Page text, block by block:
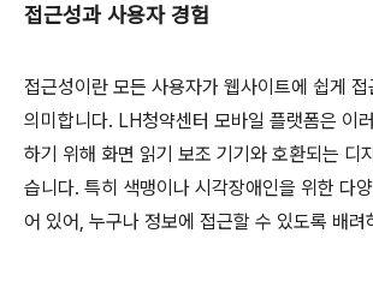
접근성과 사용자 경험
접근성이란 모든 사용자가 웹사이트에 쉽게
의미합니다. LH청약센터 모바일 플랫폼은 이
하기 위해 화면 읽기 보조 기기와 호환되는 디
습니다. 특히 색맹이나 시각장애인을 위한 다
어 있어, 누구나 정보에 접근할 수 있도록 배려